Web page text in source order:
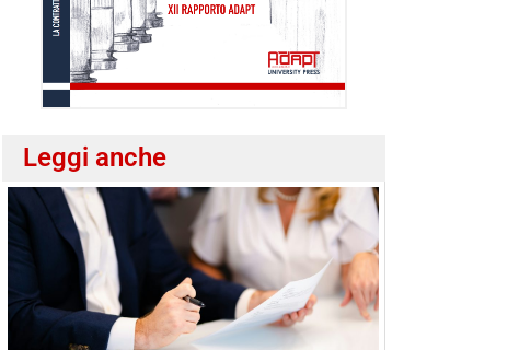
Leggi anche